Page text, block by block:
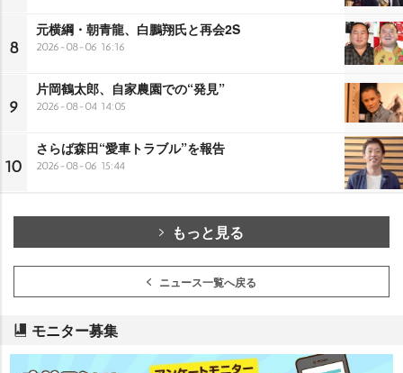
8
元横綱・朝青龍、白鵬翔氏と再会2S
2026-08-06 16:16
9
片岡鶴太郎、自家農園での“発見”
2026-08-04 14:05
10
さらば森田“愛車トラブル”を報告
2026-08-06 15:44
もっと見る
ニュース一覧へ戻る
モニター募集